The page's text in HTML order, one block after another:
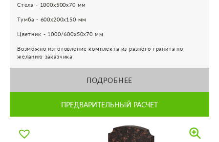
Стела - 1000х500х70 мм
Тумба - 600х200х150 мм
Цветник - 1000/600х50х70 мм
Возможно изготовление комплекта из разного гранита по
желанию заказчика
ПОДРОБНЕЕ
ПРЕДВАРИТЕЛЬНЫЙ РАСЧЕТ